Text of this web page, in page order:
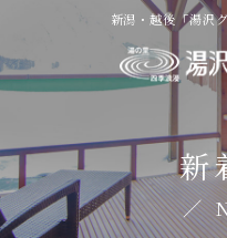
新潟・越後「湯沢
新